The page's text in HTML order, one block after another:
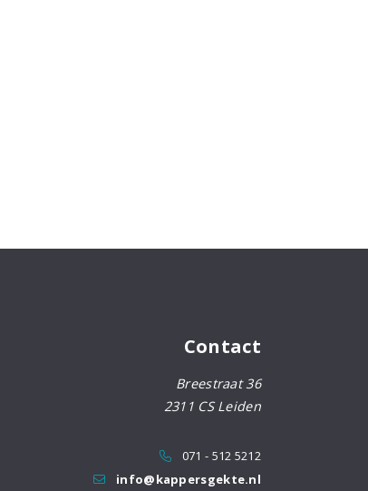
Contact
Breestraat 36
2311 CS Leiden
071 - 512 5212
info@kappersgekte.nl